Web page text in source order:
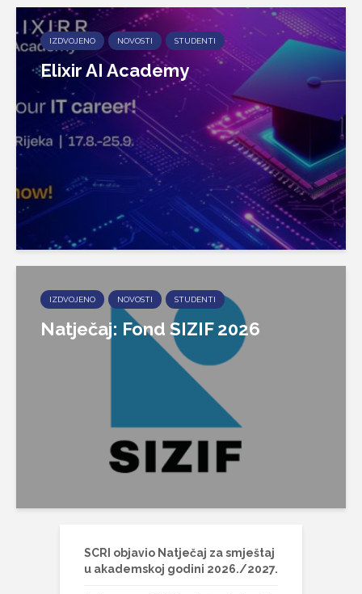
IZDVOJENO NOVOSTI STUDENTI
Elixir AI Academy
IZDVOJENO NOVOSTI STUDENTI
Natječaj: Fond SIZIF 2026
SCRI objavio Natječaj za smještaj
u akademskoj godini 2026./2027.